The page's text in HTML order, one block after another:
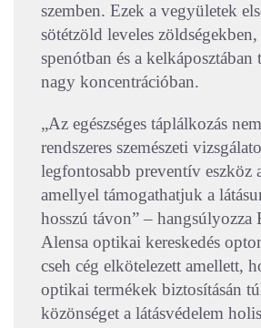
szemben. Ezek a vegyületek
sötétzöld leveles
spenótban és a kelkáposztában
nagy koncentrációban.
„Az egészséges táplálkozás
rendszeres szemészeti
legfontosabb preventív eszköz
amellyel támogathatjuk a
hosszú távon” – hangsúlyozza
Alensa optikai kereskedés
cseh cég elkötelezett amellett,
optikai termékek biztosításán
közönséget a látásvédelem